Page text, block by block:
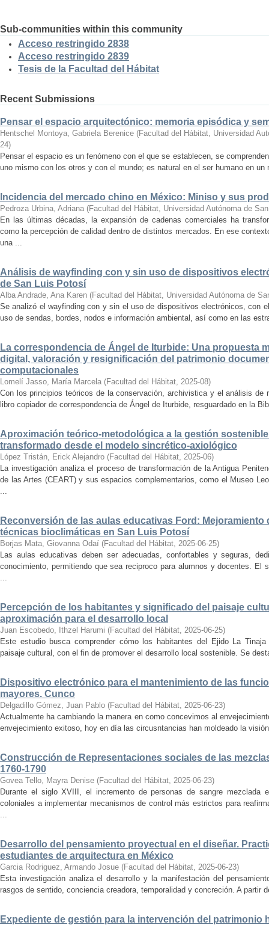
Sub-communities within this community
Acceso restringido 2838
Acceso restringido 2839
Tesis de la Facultad del Hábitat
Recent Submissions
Pensar el espacio arquitectónico: memoria episódica y
Hentschel Montoya, Gabriela Berenice (Facultad del Hábitat, Universidad
24)
Pensar el espacio es un fenómeno con el que se establecen, se
uno mismo con los otros y con el mundo; es natural en el ser humano en
Incidencia del mercado chino en México: Miniso y sus
Pedroza Urbina, Adriana (Facultad del Hábitat, Universidad Autónoma de
En las últimas décadas, la expansión de cadenas comerciales ha
como la percepción de calidad dentro de distintos mercados. En ese
una ...
Análisis de wayfinding con y sin uso de dispositivos
de San Luis Potosí
Alba Andrade, Ana Karen (Facultad del Hábitat, Universidad Autónoma de
Se analizó el wayfinding con y sin el uso de dispositivos electrónicos, con
uso de sendas, bordes, nodos e información ambiental, así como en las
La correspondencia de Ángel de Iturbide: Una propuesta
digital, valoración y resignificación del patrimonio
computacionales
Lomelí Jasso, María Marcela (Facultad del Hábitat, 2025-08)
Con los principios teóricos de la conservación, archivistica y el análisis de
libro copiador de correspondencia de Ángel de Iturbide, resguardado en la
Aproximación teórico-metodológica a la gestión
transformado desde el modelo sincrético-axiológico
López Tristán, Erick Alejandro (Facultad del Hábitat, 2025-06)
La investigación analiza el proceso de transformación de la Antigua
de las Artes (CEART) y sus espacios complementarios, como el Museo
...
Reconversión de las aulas educativas Ford:
técnicas bioclimáticas en San Luis Potosí
Borjas Mata, Giovanna Odaí (Facultad del Hábitat, 2025-06-25)
Las aulas educativas deben ser adecuadas, confortables y seguras,
conocimiento, permitiendo que sea reciproco para alumnos y docentes. El
...
Percepción de los habitantes y significado del paisaje
aproximación para el desarrollo local
Juan Escobedo, Ithzel Harumi (Facultad del Hábitat, 2025-06-25)
Este estudio busca comprender cómo los habitantes del Ejido La
paisaje cultural, con el fin de promover el desarrollo local sostenible. Se
Dispositivo electrónico para el mantenimiento de las
mayores. Cunco
Delgadillo Gómez, Juan Pablo (Facultad del Hábitat, 2025-06-23)
Actualmente ha cambiando la manera en como concevimos al
envejecimiento exitoso, hoy en día las circusntancias han moldeado la
Construcción de Representaciones sociales de las
1760-1790
Govea Tello, Mayra Denise (Facultad del Hábitat, 2025-06-23)
Durante el siglo XVIII, el incremento de personas de sangre
coloniales a implementar mecanismos de control más estrictos para
...
Desarrollo del pensamiento proyectual en el diseñar.
estudiantes de arquitectura en México
Garcia Rodriguez, Armando Josue (Facultad del Hábitat, 2025-06-23)
Esta investigación analiza el desarrollo y la manifestación del
rasgos de sentido, conciencia creadora, temporalidad y concreción. A partir
Expediente de gestión para la intervención del patrimonio